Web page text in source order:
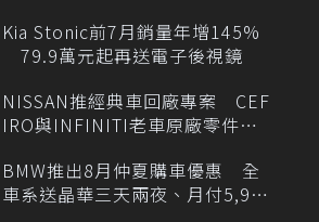
Kia Stonic前7月銷量年增145%
79.9萬元起再送電子後視鏡
NISSAN推經典車回廠專案 CEF
IRO與INFINITI老車原廠零件最
BMW推出8月仲夏購車優惠 全
車系送晶華三天兩夜、月付5,900